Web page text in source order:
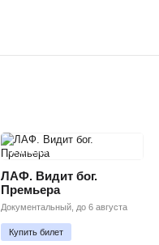
ПРЕМЬЕРА
ЛАФ. Видит бог.
Премьера
Документальный, до 6 августа
Купить билет